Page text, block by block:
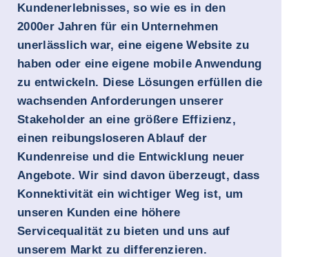
Kundenerlebnisses, so wie es in den
2000er Jahren für ein Unternehmen
unerlässlich war, eine eigene Website zu
haben oder eine eigene mobile Anwendung
zu entwickeln. Diese Lösungen erfüllen die
wachsenden Anforderungen unserer
Stakeholder an eine größere Effizienz,
einen reibungsloseren Ablauf der
Kundenreise und die Entwicklung neuer
Angebote. Wir sind davon überzeugt, dass
Konnektivität ein wichtiger Weg ist, um
unseren Kunden eine höhere
Servicequalität zu bieten und uns auf
unserem Markt zu differenzieren.